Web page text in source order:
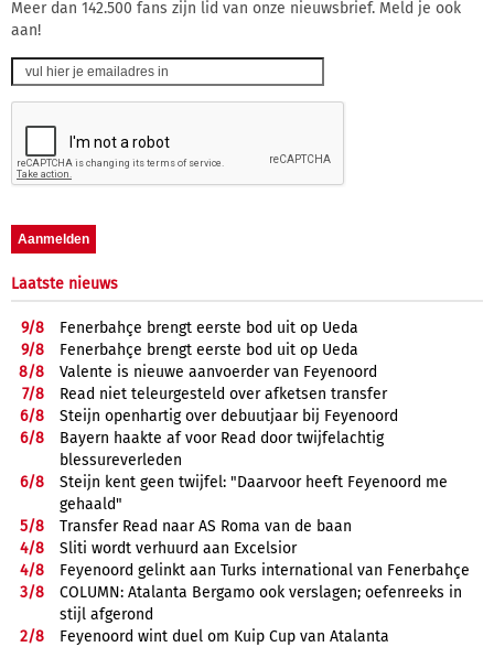
Meer dan 142.500 fans zijn lid van onze nieuwsbrief. Meld je ook
aan!
Laatste nieuws
9/8
Fenerbahçe brengt eerste bod uit op Ueda
9/8
Fenerbahçe brengt eerste bod uit op Ueda
8/8
Valente is nieuwe aanvoerder van Feyenoord
7/8
Read niet teleurgesteld over afketsen transfer
6/8
Steijn openhartig over debuutjaar bij Feyenoord
6/8
Bayern haakte af voor Read door twijfelachtig
blessureverleden
6/8
Steijn kent geen twijfel: "Daarvoor heeft Feyenoord me
gehaald"
5/8
Transfer Read naar AS Roma van de baan
4/8
Sliti wordt verhuurd aan Excelsior
4/8
Feyenoord gelinkt aan Turks international van Fenerbahçe
3/8
COLUMN: Atalanta Bergamo ook verslagen; oefenreeks in
stijl afgerond
2/8
Feyenoord wint duel om Kuip Cup van Atalanta